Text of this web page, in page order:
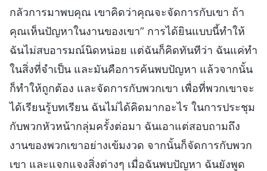
กลัวการมาพบคุณ เขาคิดว่าคุณจะจัดการกับเขา ถ้า
คุณเห็นปัญหาในงานของเขา” การได้ยินแบบนี้ทำให้
ฉันไม่สบอารมณ์นิดหน่อย แต่ฉันก็คิดทันทีว่า ฉันแค่ทำ
ในสิ่งที่จำเป็น และมันคือการค้นพบปัญหา แล้วจากนั้น
ก็ทำให้ถูกต้อง และจัดการกับพวกเขา เพื่อที่พวกเขาจะ
ได้เรียนรู้บทเรียน ฉันไม่ได้คิดมากอะไร ในการประชุม
กับพวกหัวหน้ากลุ่มครั้งต่อมา ฉันเอาแต่สอบถามถึง
งานของพวกเขาอย่างเข้มงวด จากนั้นก็จัดการกับพวก
เขา และแจกแจงสิ่งต่างๆ เมื่อฉันพบปัญหา ฉันยังพูด